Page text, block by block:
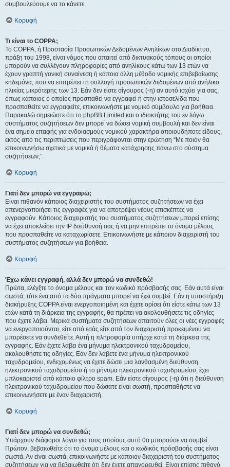
συμβουλεύουμε να το κάνετε.
Κορυφή
Τι είναι το COPPA;
Το COPPA, ή Προστασία Προσωπικών Δεδομένων Ανηλίκων στο Διαδίκτυο,
πράξη του 1998, είναι νόμος που απαιτεί από δικτυακούς τόπους οι οποίοι
μπορούν να συλλέγουν πληροφορίες από ανηλίκους κάτω των 13 ετών να
έχουν γραπτή γονική συναίνεση ή κάποια άλλη μέθοδο νομικής επιβεβαίωσης
κηδεμόνα, που να επιτρέπει τη συλλογή προσωπικών δεδομένων από ανήλικο
ηλικίας μικρότερης των 13. Εάν δεν είστε σίγουρος (-η) αν αυτό ισχύει για σας,
όπως κάποιος ο οποίος προσπαθεί να εγγραφεί ή στην ιστοσελίδα που
προσπαθείτε να εγγραφείτε, επικοινωνήστε με νομικό σύμβουλο για βοήθεια.
Παρακαλώ σημειώστε ότι το phpBB Limited και ο ιδιοκτήτης του εν λόγω
συστήματος συζητήσεων δεν μπορεί να δώσει νομική συμβουλή και δεν είναι
ένα σημείο επαφής για ενδοιασμούς νομικού χαρακτήρα οποιουδήποτε είδους,
εκτός από τις περιπτώσεις που περιγράφονται στην ερώτηση “Με ποιόν θα
επικοινωνήσω σχετικά με νομικά ή θέματα κατάχρησης πάνω στο σύστημα
συζητήσεων;”.
Κορυφή
Γιατί δεν μπορώ να εγγραφώ;
Είναι πιθανόν κάποιος διαχειριστής του συστήματος συζητήσεων να έχει
απενεργοποιήσει τις εγγραφές για να αποτρέψει νέους επισκέπτες να
εγγραφούν. Κάποιος διαχειριστής του συστήματος συζητήσεων μπορεί επίσης
να έχει αποκλείσει την IP διεύθυνσή σας ή να μην επιτρέπει το όνομα μέλους
που προσπαθείτε να καταχωρίσετε. Επικοινωνήστε με κάποιον διαχειριστή του
συστήματος συζητήσεων για βοήθεια.
Κορυφή
Έχω κάνει εγγραφή, αλλά δεν μπορώ να συνδεθώ!
Πρώτα, ελέγξτε το όνομα μέλους και τον κωδικό πρόσβασής σας. Εάν αυτά είναι
σωστά, τότε ένα από τα δύο πράγματα μπορεί να έχει συμβεί. Εάν η υποστήριξη
διακήρυξης COPPA είναι ενεργοποιημένη και έχετε ορίσει ότι είστε κάτω των 13
ετών κατά τη διάρκεια της εγγραφής, θα πρέπει να ακολουθήσετε τις οδηγίες
που έχετε λάβει. Μερικά συστήματα συζητήσεων απαιτούν όλες οι νέες εγγραφές
να ενεργοποιούνται, είτε από εσάς είτε από τον διαχειριστή προκειμένου να
μπορέσετε να συνδεθείτε. Αυτή η πληροφορία υπήρχε κατά τη διάρκεια της
εγγραφής. Εάν έχετε λάβει ένα μήνυμα ηλεκτρονικού ταχυδρομείου,
ακολουθήστε τις οδηγίες. Εάν δεν λάβετε ένα μήνυμα ηλεκτρονικού
ταχυδρομείου, ενδεχομένως να έχετε δώσει μια λανθασμένη διεύθυνση
ηλεκτρονικού ταχυδρομείου ή το μήνυμα ηλεκτρονικού ταχυδρομείου, έχει
μπλοκαριστεί από κάποιο φίλτρο spam. Εάν είστε σίγουρος (-η) ότι η διεύθυνση
ηλεκτρονικού ταχυδρομείου που δώσατε είναι σωστή, προσπαθήστε να
επικοινωνήσετε με έναν διαχειριστή.
Κορυφή
Γιατί δεν μπορώ να συνδεθώ;
Υπάρχουν διάφοροι λόγοι για τους οποίους αυτό θα μπορούσε να συμβεί.
Πρώτον, βεβαιωθείτε ότι το όνομα μέλους και ο κωδικός πρόσβασής σας είναι
σωστά. Αν είναι σωστά, επικοινωνήστε με κάποιον διαχειριστή του συστήματος
συζητήσεων για να βεβαιωθείτε ότι δεν έχετε απαγορευθεί. Είναι επίσης πιθανό